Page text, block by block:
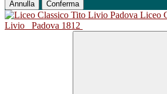
Annulla Conferma
Liceo
Livio
Padova 1812